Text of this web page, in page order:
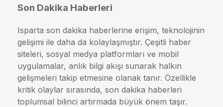
Son Dakika Haberleri
Isparta son dakika haberlerine erişim, teknolojinin
gelişimi ile daha da kolaylaşmıştır. Çeşitli haber
siteleri, sosyal medya platformları ve mobil
uygulamalar, anlık bilgi akışı sunarak halkın
gelişmeleri takip etmesine olanak tanır. Özellikle
kritik olaylar sırasında, son dakika haberleri
toplumsal bilinci artırmada büyük önem taşır.